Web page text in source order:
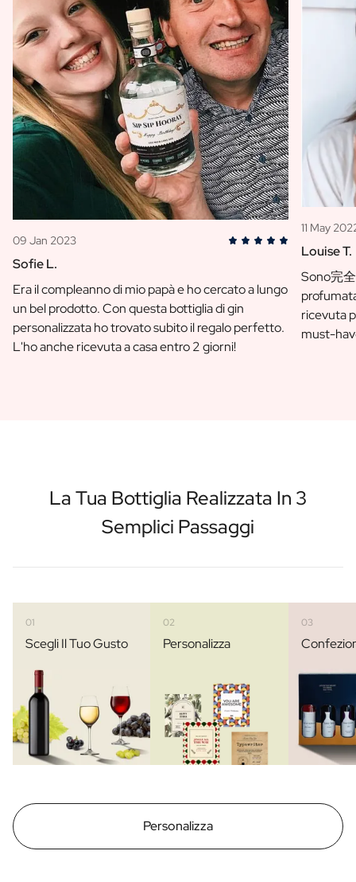
Contatti
09 Jan 2023
Sofie L.
Era il compleanno di mio papà e ho cercato a lungo
un bel prodotto. Con questa bottiglia di gin
personalizzata ho trovato subito il regalo perfetto.
L'ho anche ricevuta a casa entro 2 giorni!
11 May
Louise T.
Sono完
ricevuta
must-
La Tua Bottiglia Realizzata In 3
Semplici Passaggi
01
Scegli Il Tuo Gusto
02
Personalizza
03
Personalizza